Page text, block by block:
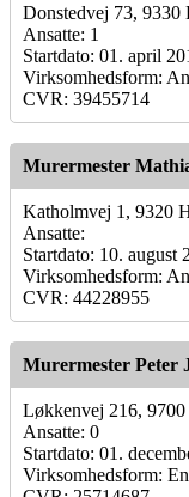
Donstedvej 73, 9330
Ansatte: 1
Startdato: 01. april
Virksomhedsform:
CVR: 39455714
Murermester
Katholmvej 1, 9320
Ansatte:
Startdato: 10. august
Virksomhedsform:
CVR: 44228955
Murermester Peter
Løkkenvej 216,
Ansatte: 0
Startdato: 01.
Virksomhedsform: